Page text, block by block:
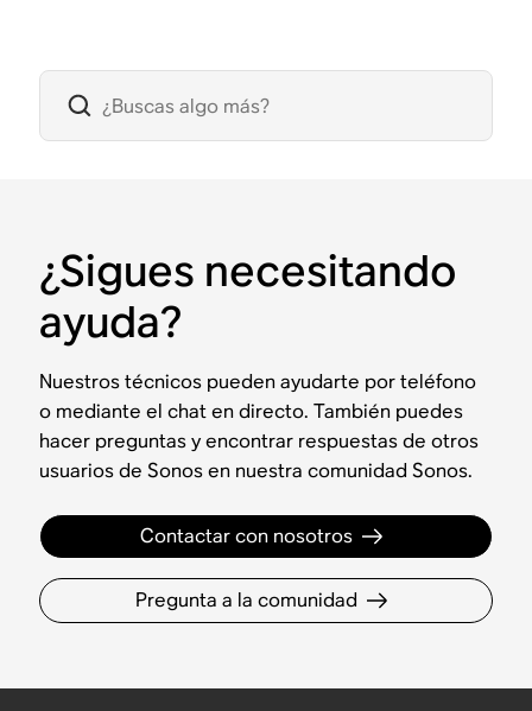
¿Sigues necesitando
ayuda?
Nuestros técnicos pueden ayudarte por teléfono
o mediante el chat en directo. También puedes
hacer preguntas y encontrar respuestas de otros
usuarios de Sonos en nuestra comunidad Sonos.
Contactar con nosotros
Pregunta a la comunidad